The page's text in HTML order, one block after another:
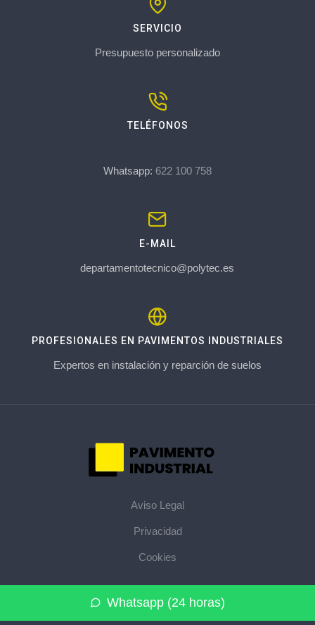
Whatsapp (24 horas)
SERVICIO
Presupuesto personalizado
TELÉFONOS
Whatsapp: 622 100 758
E-MAIL
departamentotecnico@polytec.es
PROFESIONALES EN PAVIMENTOS INDUSTRIALES
Expertos en instalación y reparción de suelos
Aviso Legal
Privacidad
Cookies
© 2026 pavimentoindustrial.pro · La web de pavimentos
industriales de su provincia · Mapa del sitio